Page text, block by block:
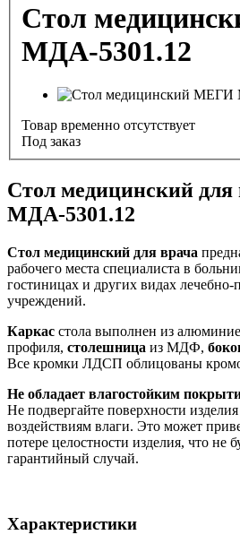
Стол
МДА-5301.12
Товар временно отсутствует
Под заказ
Стол медицинский
МДА-5301.12
Стол медицинский для врача
рабочего места специалиста в
гостиницах и других видах лечебно-
учреждений.
Каркас стола выполнен из
профиля, столешница из МДФ,
Все кромки ЛДСП облицованы
Не обладает влагостойким
Не подвергайте поверхности
воздействиям влаги. Это может
потере целостности изделия, что не
гарантийный случай.
Характеристики